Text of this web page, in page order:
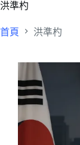
洪準杓
首頁 洪準杓